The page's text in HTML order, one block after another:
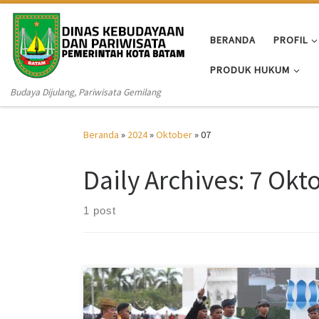
Skip to content
Budaya Dijulang, Pariwisata Gemilang
BERANDA PROFIL
PRODUK HUKUM
Beranda » 2024»Oktober»07
Daily Archives: 7
1 post
Disbudpar Kota Batam – Penampilan drama kabaret
sukses memeriahkan hari ulang tahun (HUT) ke-79
Tentara Nasional Indonesia (TNI) tingkat Provinsi